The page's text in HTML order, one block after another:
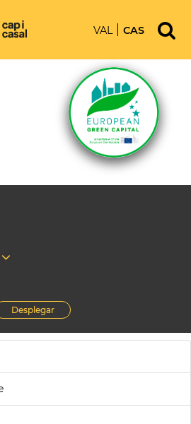
VAL CAS
Desplegar